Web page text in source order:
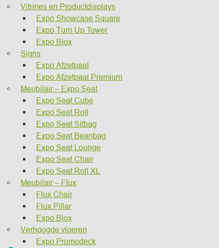
Vitrines en Productdisplays
Expo Showcase Square
Expo Turn Up Tower
Expo Blox
Signs
Expo Afzetpaal
Expo Afzetpaal Premium
Meubilair – Expo Seat
Expo Seat Cube
Expo Seat Roll
Expo Seat Sitbag
Expo Seat Beanbag
Expo Seat Lounge
Expo Seat Chair
Expo Seat Roll XL
Meubilair – Flux
Flux Chair
Flux Pillar
Expo Blox
Verhoogde vloeren
Expo Promodeck